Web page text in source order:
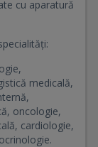
cu aparatură
medicală,
oncologie,
cardiologie,